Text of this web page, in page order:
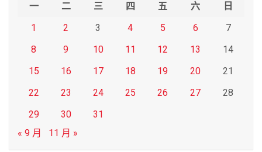
一 二 三 四 五 六
日
1
2 3 4 5 6
7
8
9 10 11 12 13
14
15
16 17 18 19 20
21
22
23 24 25 26 27
28
29
30
31
« 9 月
11 月 »